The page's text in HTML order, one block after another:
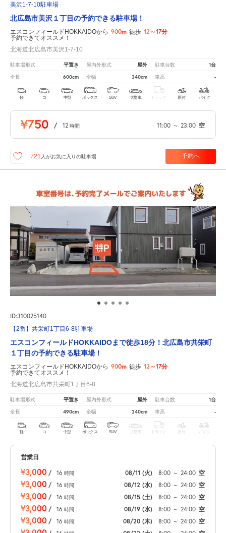
美沢1-7-10駐車場
北広島市美沢１丁目の予約できる駐車場！
エスコンフィールドHOKKAIDOから 900m 徒歩 12～17分
予約できてオススメ！
北海道北広島市美沢1-7-10
駐車場形式 平置き 屋内外形式 屋外 駐車台数 1台
全長 600cm 全幅 340cm 車高 -
軽 コ 中型 ボックス SUV 大型車 トラック 原付 バイク
¥750 / 12 時間 11:00 ～ 23:00 空
721 人がお気に入りの駐車場 予約へ
ID:310025140
【2番】共栄町1丁目6-8駐車場
エスコンフィールドHOKKAIDOまで徒歩18分！北広島市共栄町
１丁目の予約できる駐車場！
エスコンフィールドHOKKAIDOから 900m 徒歩 12～17分
予約できてオススメ！
北海道北広島市共栄町1丁目6-8
駐車場形式 平置き 屋内外形式 屋外 駐車台数 1台
全長 490cm 全幅 240cm 車高 -
軽 コ 中型 ボックス SUV 大型車 トラック 原付 バイク
営業日
¥3,000 / 16 時間 08/11 (火) 8:00 ～ 24:00 空
¥3,000 / 16 時間 08/12 (水) 8:00 ～ 24:00 空
¥3,000 / 16 時間 08/15 (土) 8:00 ～ 24:00 空
¥3,000 / 16 時間 08/19 (水) 8:00 ～ 24:00 空
¥3,000 / 16 時間 08/20 (木) 8:00 ～ 24:00 空